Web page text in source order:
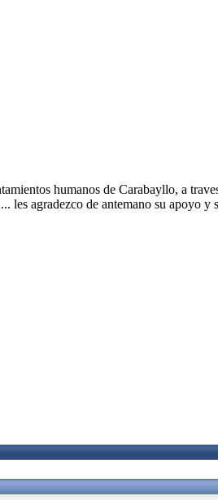
humanos de Carabayllo, a
les agradezco de antemano su apoyo y